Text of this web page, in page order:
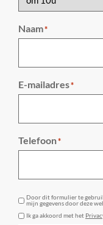
Naam*
E-mailadres*
Telefoon*
Door dit formulier te
mijn gegevens door deze
Ik ga akkoord met het